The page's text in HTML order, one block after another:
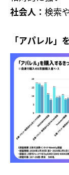
社会人： 検索
「アパレル」